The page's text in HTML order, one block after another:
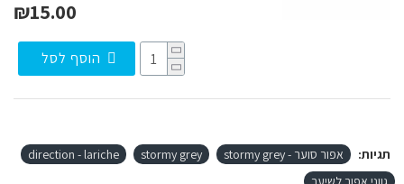
₪15.00
הוסף לסל
תגיות: אפור סוער - stormy grey stormy grey
direction - lariche